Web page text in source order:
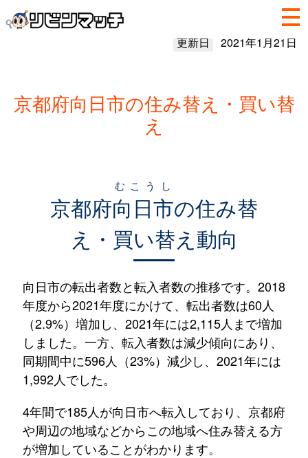
更新日 2021年1月21日
京都府向日市の住み替え・買い替
え
京都府向日市
むこうし
の住み替
え・買い替え動向
向日市の転出者数と転入者数の推移です。2018
年度から2021年度にかけて、転出者数は60人
（2.9%）増加し、2021年には2,115人まで増加
しました。一方、転入者数は減少傾向にあり、
同期間中に596人（23%）減少し、2021年には
1,992人でした。
4年間で185人が向日市へ転入しており、京都府
や周辺の地域などからこの地域へ住み替える方
が増加していることがわかります。